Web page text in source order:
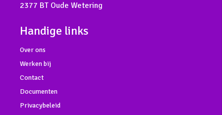
2377 BT Oude Wetering
Handige links
Over ons
Werken bij
Contact
Documenten
Privacybeleid